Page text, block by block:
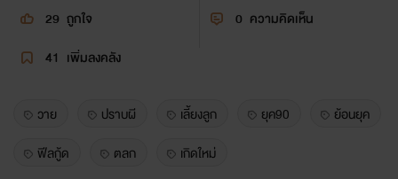
29 ถูกใจ 0 ความคิดเห็น
41 เพิ่มลงคลัง
วาย ปราบผี เลี้ยงลูก ยุค90
ย้อนยุค
ฟีลกู้ด
ตลก เกิดใหม่